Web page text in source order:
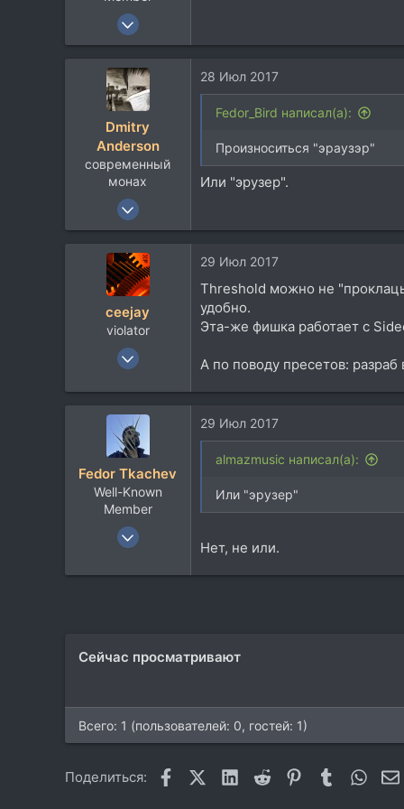
23 Дек 2010
Dmitry
Anderson
современный
монах
8 Окт 2006
3.508
Запорожье
28 Июл 2017
Fedor_Bird написал(а):
Произноситься "эраузэр"
Или "эрузер".
ceejay
violator
9 Сен 2005
29 Июл 2017
Threshold можно не
удобно.
Эта-же фишка работает с
А по поводу пресетов:
Fedor Tkachev
Well-Known
Member
23 Дек 2010
951
29 Июл 2017
almazmusic написал(а):
Или "эрузер"
Нет, не или.
Сейчас просматривают
Всего: 1 (пользователей: 0, гостей: 1)
Поделиться: FacebookX (Twitter)
LinkedIn
Reddit Pinterest
Tumblr